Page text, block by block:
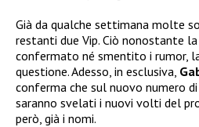
Già da qualche settimana molte
restanti due Vip. Ciò nonostante
confermato né smentito i rumor,
questione. Adesso, in esclusiva,
conferma che sul nuovo numero di
saranno svelati i nuovi volti del
però, già i nomi.